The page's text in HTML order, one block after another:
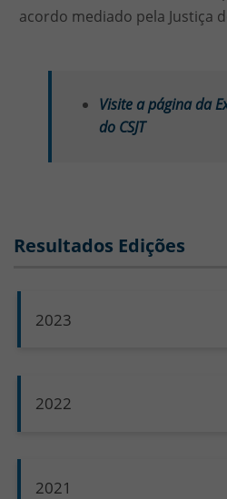
acordo mediado pela Justiça
Visite a página da
do CSJT
Resultados Edições
2023
2022
2021